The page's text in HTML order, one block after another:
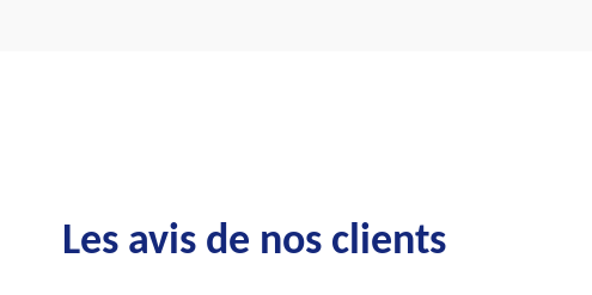
Les avis de nos clients